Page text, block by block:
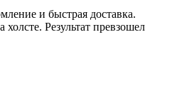
и быстрая доставка.
холсте. Результат превзошел